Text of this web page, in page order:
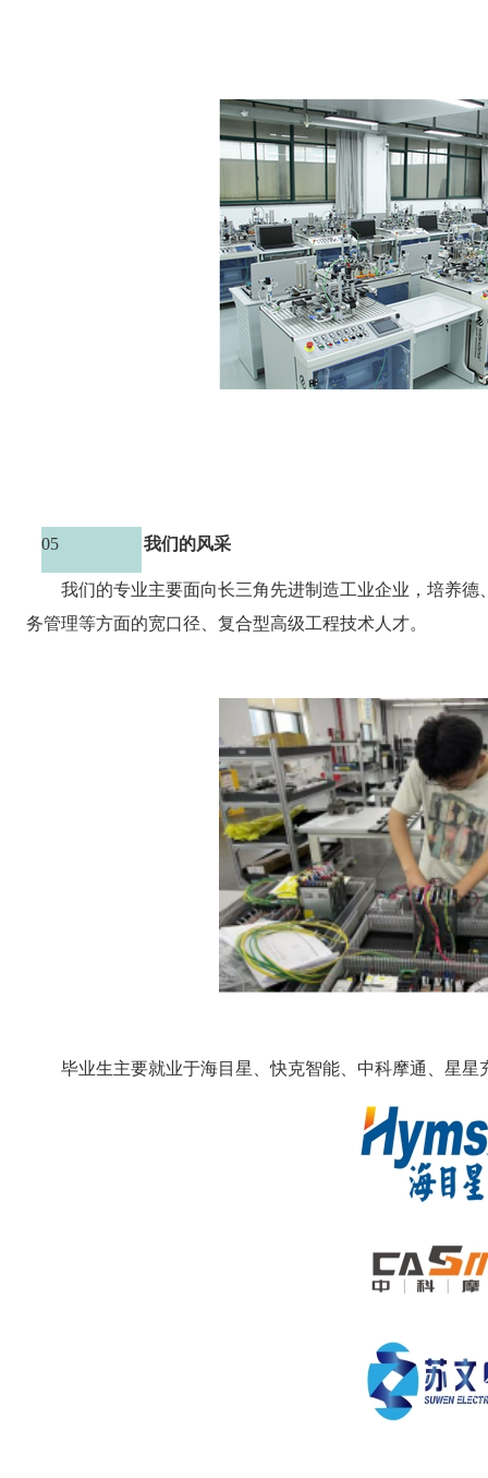
05 我们的风采
我们的专业主要面向长三角先进制造工业企业，培养
务管理等方面的宽口径、复合型高级工程技术人才。
毕业生主要就业于海目星、快克智能、中科摩通、星